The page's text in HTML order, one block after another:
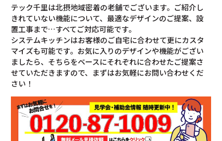
テック千里は北摂地域密着の老舗でございます。ご紹介し
きれていない機能について、最適なデザインのご提案、設
置工事まで…すべてご対応可能です。
システムキッチンはお客様のご自宅に合わせて更にカスタ
マイズも可能です。お気に入りのデザインや機能がござい
ましたら、そちらをベースにそれぞれに合わせたご提案さ
せていただきますので、まずはお気軽にお問い合わせくだ
さい！